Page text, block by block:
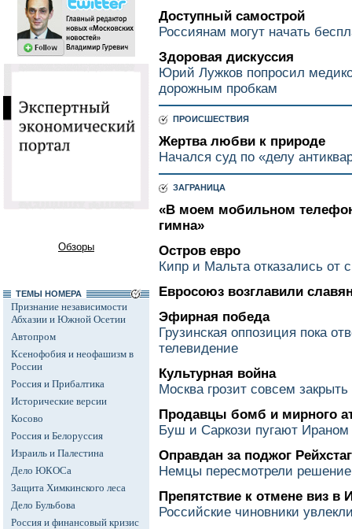
Обзоры
ТЕМЫ НОМЕРА
Признание независимости
Абхазии и Южной Осетии
Автопром
Ксенофобия и неофашизм в
России
Россия и Прибалтика
Исторические версии
Косово
Россия и Белоруссия
Израиль и Палестина
Дело ЮКОСа
Защита Химкинского леса
Дело Бульбова
Россия и финансовый кризис
Доступный самострой
Россиянам могут начать
Здоровая дискуссия
Юрий Лужков попросил
дорожным пробкам
ПРОИСШЕСТВИЯ
Жертва любви к природе
Начался суд по «делу
ЗАГРАНИЦА
«В моем мобильном
гимна»
Остров евро
Кипр и Мальта отказались от
Евросоюз возглавили
Эфирная победа
Грузинская оппозиция пока
телевидение
Культурная война
Москва грозит совсем
Продавцы бомб и мирного
Буш и Саркози пугают
Оправдан за поджог
Немцы пересмотрели
Препятствие к отмене виз в
Российские чиновники